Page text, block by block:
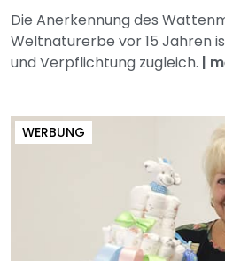
Die Anerkennung des
Weltnaturerbe vor 15 Jahren
und Verpflichtung zugleich. |
WERBUNG